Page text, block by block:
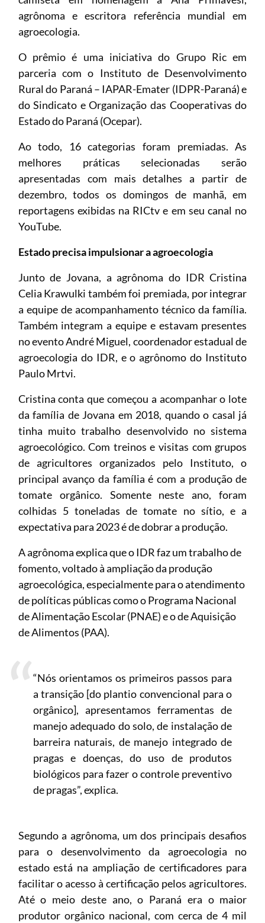
agrônoma e escritora referência mundial em
agroecologia.
O prêmio é uma iniciativa do Grupo Ric em
parceria com o Instituto de Desenvolvimento
Rural do Paraná – IAPAR-Emater (IDPR-Paraná) e
do Sindicato e Organização das Cooperativas do
Estado do Paraná (Ocepar).
Ao todo, 16 categorias foram premiadas. As
melhores práticas selecionadas serão
apresentadas com mais detalhes a partir de
dezembro, todos os domingos de manhã, em
reportagens exibidas na RICtv e em seu canal no
YouTube.
Estado precisa impulsionar a agroecologia
Junto de Jovana, a agrônoma do IDR Cristina
Celia Krawulki também foi premiada, por integrar
a equipe de acompanhamento técnico da família.
Também integram a equipe e estavam presentes
no evento André Miguel, coordenador estadual de
agroecologia do IDR, e o agrônomo do Instituto
Paulo Mrtvi.
Cristina conta que começou a acompanhar o lote
da família de Jovana em 2018, quando o casal já
tinha muito trabalho desenvolvido no sistema
agroecológico. Com treinos e visitas com grupos
de agricultores organizados pelo Instituto, o
principal avanço da família é com a produção de
tomate orgânico. Somente neste ano, foram
colhidas 5 toneladas de tomate no sítio, e a
expectativa para 2023 é de dobrar a produção.
A agrônoma explica que o IDR faz um trabalho de
fomento, voltado à ampliação da produção
agroecológica, especialmente para o atendimento
de políticas públicas como o Programa Nacional
de Alimentação Escolar (PNAE) e o de Aquisição
de Alimentos (PAA).
“Nós orientamos os primeiros passos para
a transição [do plantio convencional para o
orgânico], apresentamos ferramentas de
manejo adequado do solo, de instalação de
barreira naturais, de manejo integrado de
pragas e doenças, do uso de produtos
biológicos para fazer o controle preventivo
de pragas”, explica.
Segundo a agrônoma, um dos principais desafios
para o desenvolvimento da agroecologia no
estado está na ampliação de certificadores para
facilitar o acesso à certificação pelos agricultores.
Até o meio deste ano, o Paraná era o maior
produtor orgânico nacional, com cerca de 4 mil